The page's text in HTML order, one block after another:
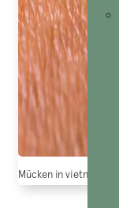
Mücken in vietnam